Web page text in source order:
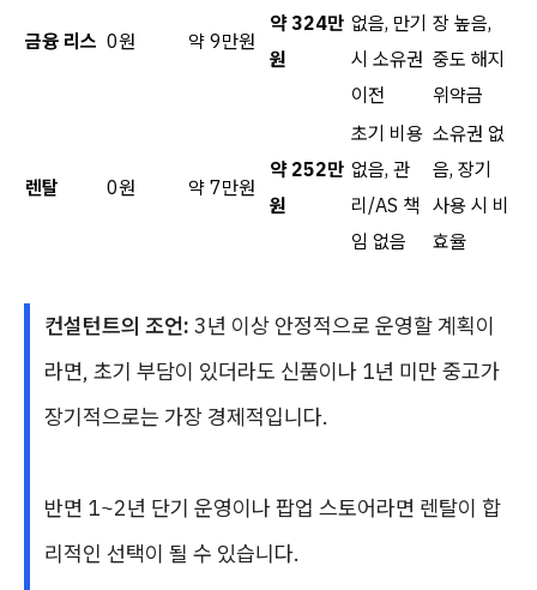
금융 리스 0원 약 9만원
약 324만
원
없음, 만기
시 소유권
이전
장 높음,
중도 해지
위약금
렌탈 0원 약 7만원
약 252만
원
초기 비용
없음, 관
리/AS 책
임 없음
소유권 없
음, 장기
사용 시 비
효율
컨설턴트의 조언: 3년 이상 안정적으로 운영할 계획이
라면, 초기 부담이 있더라도 신품이나 1년 미만 중고가
장기적으로는 가장 경제적입니다.
반면 1~2년 단기 운영이나 팝업 스토어라면 렌탈이 합
리적인 선택이 될 수 있습니다.